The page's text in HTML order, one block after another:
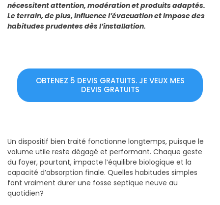
nécessitent attention, modération et produits adaptés.
Le terrain, de plus, influence l’évacuation et impose des
habitudes prudentes dès l’installation.
OBTENEZ 5 DEVIS GRATUITS. JE VEUX MES
DEVIS GRATUITS
Un dispositif bien traité fonctionne longtemps, puisque le
volume utile reste dégagé et performant. Chaque geste
du foyer, pourtant, impacte l’équilibre biologique et la
capacité d’absorption finale. Quelles habitudes simples
font vraiment durer une fosse septique neuve au
quotidien?